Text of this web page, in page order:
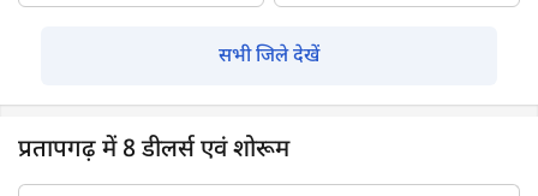
सभी जिले देखें
प्रतापगढ़ में 8 डीलर्स एवं शोरूम